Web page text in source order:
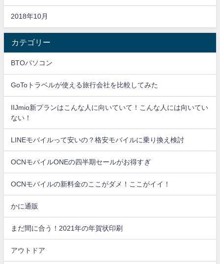
2018年10月
カテゴリー
BTOパソコン
GoToトラベルが使える旅行会社を比較してみた
IIJmio新プランはこんな人に向いていて！こんな人には向いてい
ない！
LINEモバイルって安いの？格安モバイルに乗り換え検討
OCNモバイルONEの四半期セールがお得すぎ
OCNモバイルの新料金のここがダメ！ここがイイ！
かに通販
まだ間に合う！2021年の年賀状印刷
アウトドア